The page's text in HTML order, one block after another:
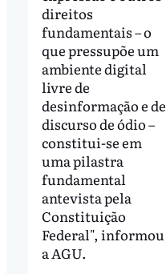
direitos
fundamentais – o
que pressupõe um
ambiente digital
livre de
desinformação e de
discurso de ódio –
constitui-se em
uma pilastra
fundamental
antevista pela
Constituição
Federal", informou
a AGU.